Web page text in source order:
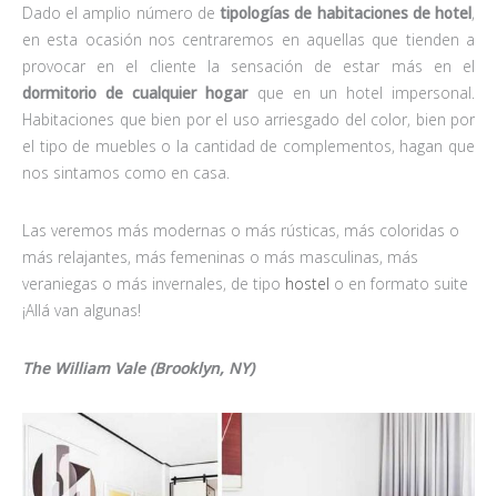
Dado el amplio número detipologías de habitaciones de hotel,
en esta ocasión nos centraremos en aquellas que tienden a
provocar en el cliente la sensación de estar más en el
dormitorio de cualquier hogarque en un hotel impersonal.
Habitaciones que bien por el uso arriesgado del color, bien por
el tipo de muebles o la cantidad de complementos, hagan que
nos sintamos como en casa.
Las veremos más modernas o más rústicas, más coloridas o
más relajantes, más femeninas o más masculinas, más
veraniegas o más invernales, de tipo hostel o en formato suite
¡Allá van algunas!
The William Vale (Brooklyn, NY)